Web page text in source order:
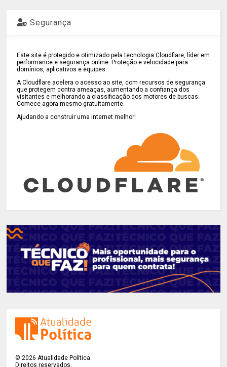
Segurança
Este site é protegido e otimizado pela tecnologia Cloudflare, líder em
performance e segurança online. Proteção e velocidade para
domínios, aplicativos e equipes.
A Cloudflare acelera o acesso ao site, com recursos de segurança
que protegem contra ameaças, aumentando a confiança dos
visitantes e melhorando a classificação dos motores de buscas.
Comece agora mesmo gratuitamente.
Ajudando a construir uma internet melhor!
©2026 Atualidade Política
Direitos reservados.